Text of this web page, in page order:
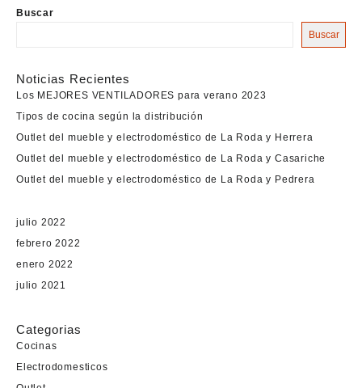
Buscar
Buscar
Noticias Recientes
Los MEJORES VENTILADORES para verano 2023
Tipos de cocina según la distribución
Outlet del mueble y electrodoméstico de La Roda y Herrera
Outlet del mueble y electrodoméstico de La Roda y Casariche
Outlet del mueble y electrodoméstico de La Roda y Pedrera
julio 2022
febrero 2022
enero 2022
julio 2021
Categorias
Cocinas
Electrodomesticos